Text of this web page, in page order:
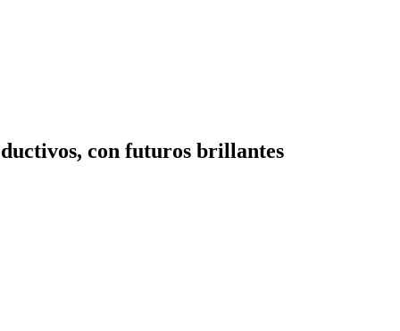
con futuros brillantes